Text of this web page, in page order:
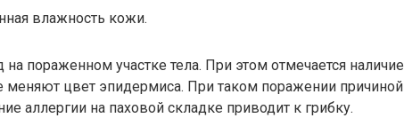
влажность кожи.
пораженном участке тела. При этом отмечается наличие
цвет эпидермиса. При таком поражении причиной
аллергии на паховой складке приводит к грибку.